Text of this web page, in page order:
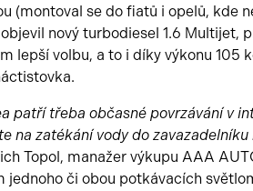
(montoval se do fiatů i opelů, kde
nový turbodiesel 1.6 Multijet,
lepší volbu, a to i díky výkonu 105
patří třeba občasné povrzávání v
na zatékání vody do
Topol, manažer výkupu AAA
jednoho či obou potkávacích